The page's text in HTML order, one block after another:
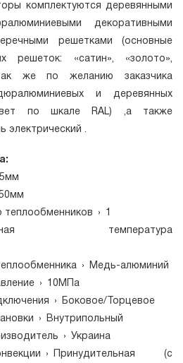
комплектуются деревянными
декоративными
решетками (основные
решеток: «сатин», «золото»,
же по желанию заказчика
и деревянных
по шкале RAL) ,а также
электрический .
теплообменников ›
1
температура
›
Медь-алюминий
›
10МПа
›
Боковое/Торцевое
›
Внутрипольный
›
Украина
› Принудительная (с